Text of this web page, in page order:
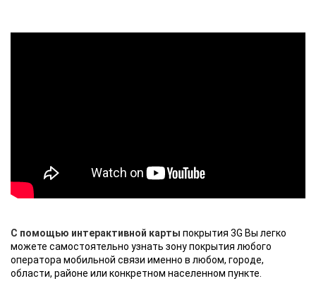
С помощью интерактивной карты покрытия 3G Вы легко
можете самостоятельно узнать зону покрытия любого
оператора мобильной связи именно в любом, городе,
области, районе или конкретном населенном пункте.